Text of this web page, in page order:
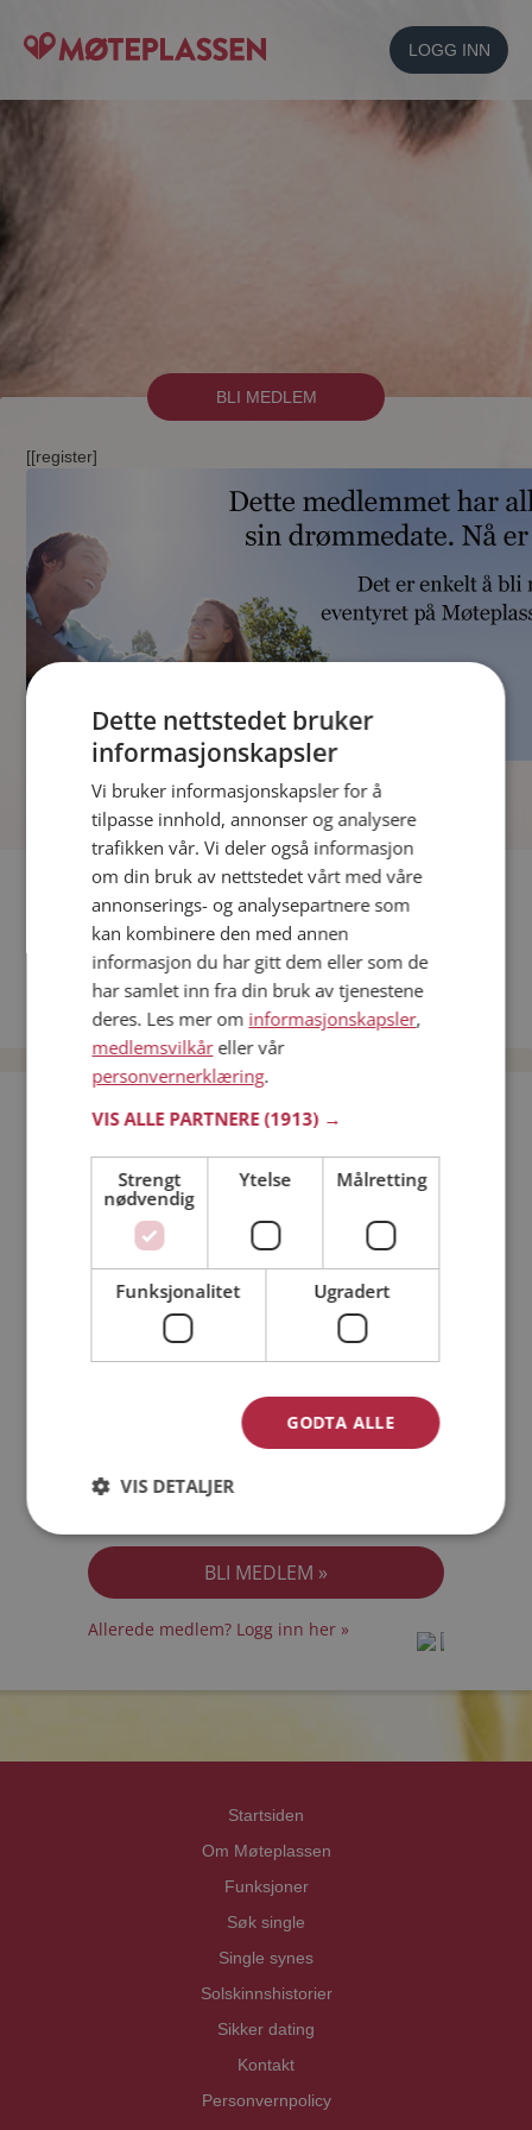
LOGG INN
BLI MEDLEM
[[register]
Fler single
Date menn i Norge
Date kvinner i Norge
Bli medlem gratis!
Jeg er en: Mann Kvinne
Min alder:
Jeg akseptererMedlemsvilkårene
Allerede medlem? Logg inn her »
Startsiden
Om Møteplassen
Funksjoner
Søk single
Single synes
Solskinnshistorier
Sikker dating
Kontakt
Personvernpolicy
Dette nettstedet bruker
informasjonskapsler
Vi bruker informasjonskapsler for å
tilpasse innhold, annonser og analysere
trafikken vår. Vi deler også informasjon
om din bruk av nettstedet vårt med våre
annonserings- og analysepartnere som
kan kombinere den med annen
informasjon du har gitt dem eller som de
har samlet inn fra din bruk av tjenestene
deres. Les mer om informasjonskapsler,
medlemsvilkåreller vår
personvernerklæring.
VIS ALLE PARTNERE(1913) →
Strengt
nødvendig
Ytelse Målretting
Funksjonalitet Ugradert
GODTA ALLE
VIS DETALJER